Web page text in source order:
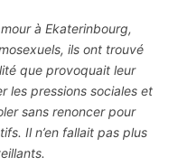
à Ekaterinbourg,
ils ont trouvé
que provoquait leur
les pressions sociales et
sans renoncer pour
Il n’en fallait pas plus